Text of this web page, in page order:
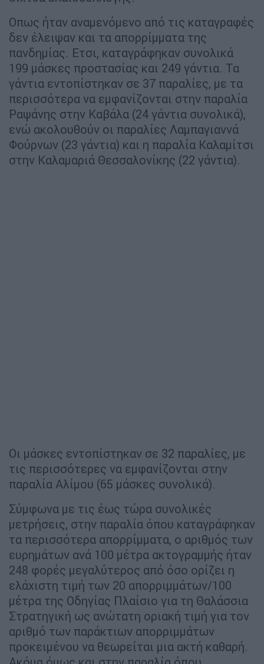
Οπως ήταν αναμενόμενο από τις καταγραφές
δεν έλειψαν και τα απορρίμματα της
πανδημίας. Ετσι, καταγράφηκαν συνολικά
199 μάσκες προστασίας και 249 γάντια. Τα
γάντια εντοπίστηκαν σε 37 παραλίες, με τα
περισσότερα να εμφανίζονται στην παραλία
Ραψάνης στην Καβάλα (24 γάντια συνολικά),
ενώ ακολουθούν οι παραλίες Λαμπαγιαννά
Φούρνων (23 γάντια) και η παραλία Καλαμίτσι
στην Καλαμαριά Θεσσαλονίκης (22 γάντια).
Οι μάσκες εντοπίστηκαν σε 32 παραλίες, με
τις περισσότερες να εμφανίζονται στην
παραλία Αλίμου (65 μάσκες συνολικά).
Σύμφωνα με τις έως τώρα συνολικές
μετρήσεις, στην παραλία όπου καταγράφηκαν
τα περισσότερα απορρίμματα, ο αριθμός των
ευρημάτων ανά 100 μέτρα ακτογραμμής ήταν
248 φορές μεγαλύτερος από όσο ορίζει η
ελάχιστη τιμή των 20 απορριμμάτων/100
μέτρα της Οδηγίας Πλαίσιο για τη Θαλάσσια
Στρατηγική ως ανώτατη οριακή τιμή για τον
αριθμό των παράκτιων απορριμμάτων
προκειμένου να θεωρείται μια ακτή καθαρή.